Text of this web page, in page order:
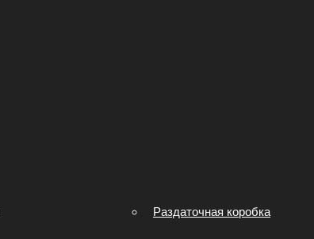
Раздаточная коробка